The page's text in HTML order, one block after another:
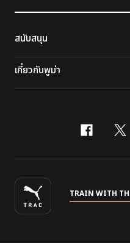
สนับสนุน
เกี่ยวกับพูม่า
TRAIN WITH